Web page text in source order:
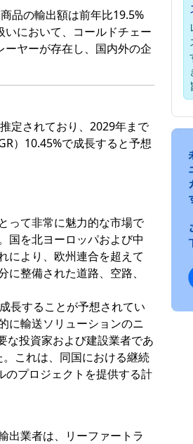
品の輸出額は前年比19.5%
において、コールドチェー
ーヤーが存在し、国内外の企
定されており、2029年まで
）10.45%で成長すると予想
って非常に魅力的な市場で
国を北ヨーロッパおよび中
により、欧州連合を超えて
整備された道路、空路、
長することが予想されてい
に輸送ソリューションのニ
な投資家および建設業者であ
これは、同国における継続
のプロジェクトを提供する計
出業者は、リーファートラ